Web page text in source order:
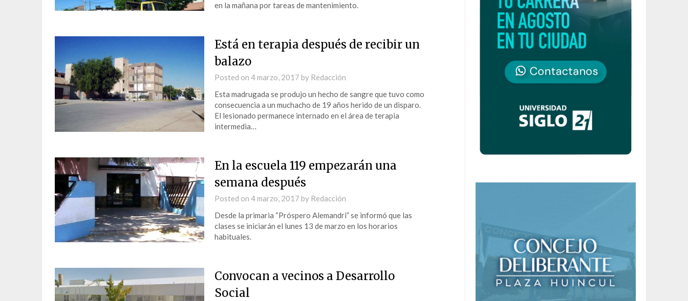
en la mañana por tareas de mantenimiento.
Está en terapia después de recibir un
balazo
Posted on 4 marzo, 2017 by Redacción
Esta madrugada se produjo un hecho de sangre que tuvo como
consecuencia a un muchacho de 19 años herido de un disparo.
El lesionado permanece internado en el área de terapia
intermedia…
En la escuela 119 empezarán una
semana después
Posted on 4 marzo, 2017 by Redacción
Desde la primaria “Próspero Alemandri” se informó que las
clases se iniciarán el lunes 13 de marzo en los horarios
habituales.
Convocan a vecinos a Desarrollo
Social